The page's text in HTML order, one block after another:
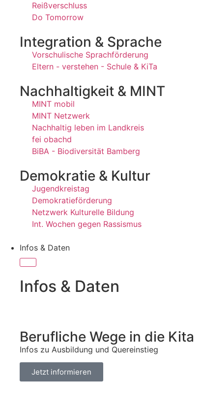
Reißverschluss
Do Tomorrow
Integration & Sprache
Vorschulische Sprachförderung
Eltern - verstehen - Schule & KiTa
Nachhaltigkeit & MINT
MINT mobil
MINT Netzwerk
Nachhaltig leben im Landkreis
fei obachd
BiBA - Biodiversität Bamberg
Demokratie & Kultur
Jugendkreistag
Demokratieförderung
Netzwerk Kulturelle Bildung
Int. Wochen gegen Rassismus
Infos & Daten
Infos & Daten
Berufliche Wege in die Kita
Infos zu Ausbildung und Quereinstieg
Jetzt informieren